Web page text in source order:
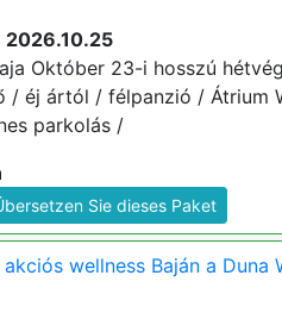
2026.10.25
Október 23-i hosszú
/ éj ártól / félpanzió / Átrium
parkolás /
Sie dieses Paket
wellness Baján a Duna